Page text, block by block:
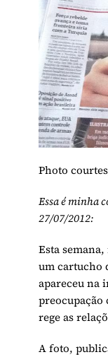
Photo
Essa é minha
27/07/2012:
Esta
um cartucho
apareceu na
preocupação
rege as
A foto,